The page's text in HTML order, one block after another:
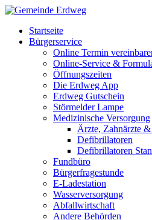
Startseite
Bürgerservice
Online Termin
Online-Service &
Öffnungszeiten
Die Erdweg App
Erdweg Gutschein
Störmelder Lampe
Medizinische Versorgung
Ärzte, Zahnärzte
Defibrillatoren
Defibrillatoren
Fundbüro
Bürgerfragestunde
E-Ladestation
Wasserversorgung
Abfallwirtschaft
Andere Behörden